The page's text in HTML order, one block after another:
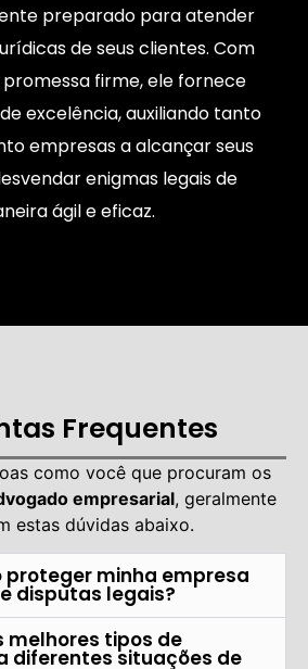
preparado para atender
de seus clientes. Com
promessa firme, ele fornece
excelência, auxiliando tanto
empresas a alcançar seus
enigmas legais de
ágil e eficaz.
Frequentes
como você que procuram os
empresarial, geralmente
estas dúvidas abaixo.
proteger minha empresa
disputas legais?
melhores tipos de
diferentes situações de